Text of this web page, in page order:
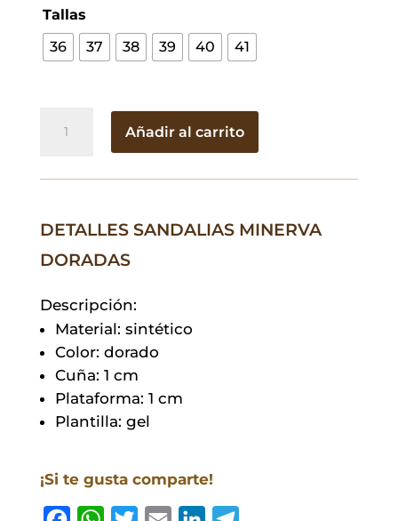
Tallas
36
37 38 39 40 41
Añadir al carrito
DETALLES SANDALIAS MINERVA
DORADAS
Descripción:
Material: sintético
Color: dorado
Cuña: 1 cm
Plataforma: 1 cm
Plantilla: gel
¡Si te gusta comparte!